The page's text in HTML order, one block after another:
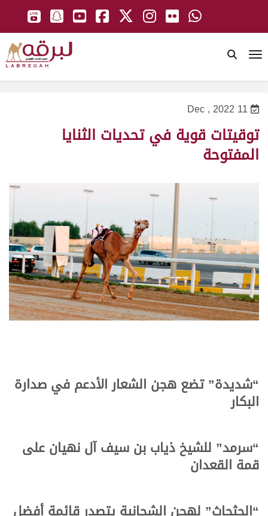
11 Dec , 2022
توقيتات قوية في تحديات الثنايا
المفتوحة
“شديدة” تضع هجن الشعار الأدعم في صدارة
البكار
“سرمد” للشيخ ذياب بن سيف آل نهيان على
قمة القعدان
“الجثجاث” لهجن الشحانية يتصدر قائمة أفضل